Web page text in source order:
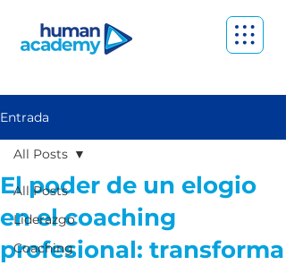
Entrada
All Posts
Liderazgo
Coaching
All Posts
El poder de un elogio
en el coaching
profesional: transforma